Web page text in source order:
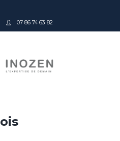
07 86 74 63 82